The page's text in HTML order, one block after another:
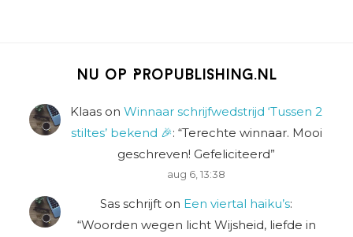
Nu op Propublishing.nl
Klaas on Winnaar schrijfwedstrijd ‘Tussen 2
stiltes’ bekend 🎉: “Terechte winnaar. Mooi
geschreven! Gefeliciteerd”
aug 6, 13:38
Sas schrijft on Een viertal haiku’s:
“Woorden wegen licht Wijsheid, liefde in